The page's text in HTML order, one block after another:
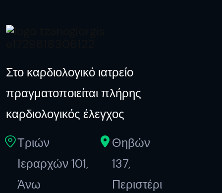
Στο καρδιολογικό ιατρείο
πραγματοποιείται πλήρης
καρδιολογικός έλεγχος
Τριών
Ιεραρχών 101,
Άνω
Θηβών
137,
Περιστέρι